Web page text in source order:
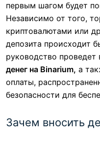
первым шагом будет
Независимо от того,
криптовалютами или
депозита происходит
руководство проведет
денег на Binarium, а
оплаты,
безопасности для
Зачем вносить